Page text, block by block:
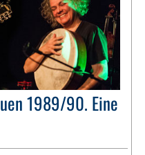
1989/90. Eine